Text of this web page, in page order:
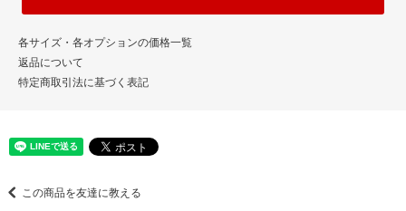
各サイズ・各オプションの価格一覧
返品について
特定商取引法に基づく表記
この商品を友達に教える